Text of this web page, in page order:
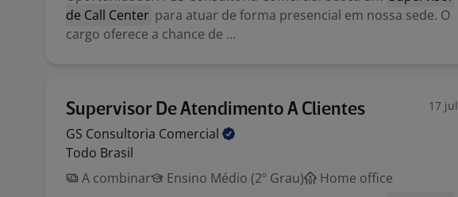
de Call Center para atuar de forma presencial em nossa sede. O
cargo oferece a chance de ...
Supervisor De Atendimento A Clientes 17 jul
GS Consultoria Comercial
Todo Brasil
A combinar
Ensino Médio (2º Grau)
Home office